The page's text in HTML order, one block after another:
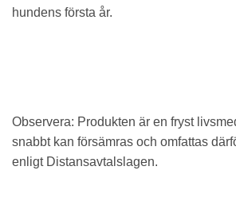
hundens första år.
Observera: Produkten är en fryst
snabbt kan försämras och omfattas
enligt Distansavtalslagen.